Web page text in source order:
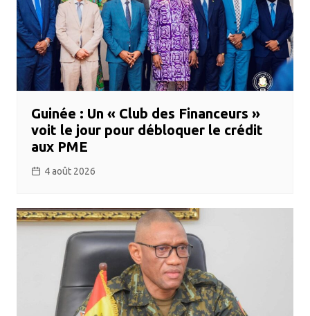
Guinée : Un « Club des Financeurs »
voit le jour pour débloquer le crédit
aux PME
4 août 2026